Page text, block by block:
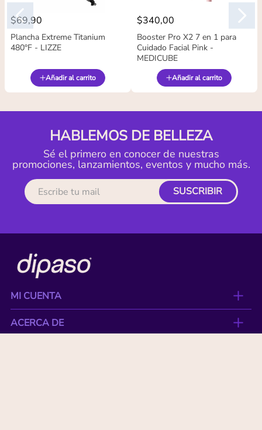
$69,90
Plancha Extreme Titanium
480°F - LIZZE
Añadir al carrito
$340,00
Booster Pro X2 7 en 1 para
Cuidado Facial Pink -
MEDICUBE
Añadir al carrito
HABLEMOS DE BELLEZA
Sé el primero en conocer de nuestras
promociones, lanzamientos, eventos y mucho más.
SUSCRIBIR
MI CUENTA
ACERCA DE